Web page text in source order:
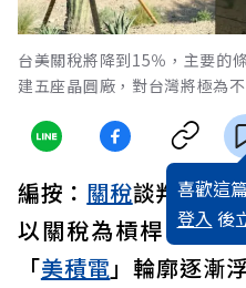
台美關稅將降到15％，主要的
建五座晶圓廠，對台灣將極為
喜歡這
登入 後
編按： 關稅談判表面
以關稅為槓桿，逼出
「美積電」輪廓逐漸